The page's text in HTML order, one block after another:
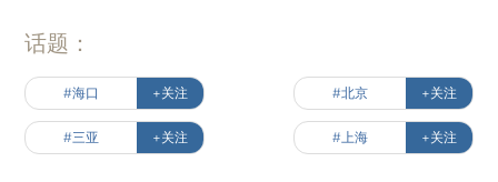
话题：
#海口 +关注 #北京 +关注
#三亚 +关注 #上海 +关注